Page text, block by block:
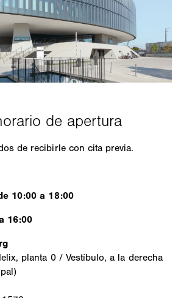
de recibirle con cita previa.
10:00 a 18:00
16:00
planta 0 / Vestíbulo, a la derecha